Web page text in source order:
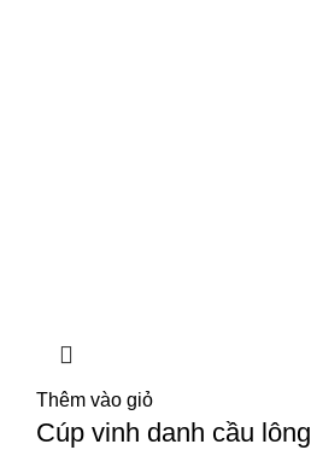
Thêm vào giỏ
Cúp vinh danh cầu lông